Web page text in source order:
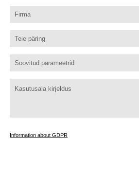
Information about GDPR